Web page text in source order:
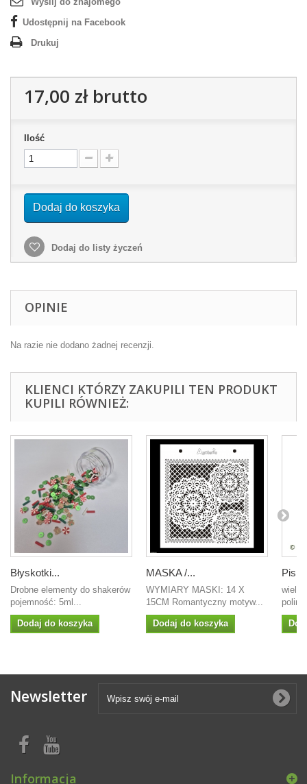
Udostępnij na Facebook
Drukuj
17,00 złbrutto
Ilość
Dodaj do koszyka
Dodaj do listy życzeń
OPINIE
Na razie nie dodano żadnej recenzji.
KLIENCI KTÓRZY ZAKUPILI TEN PRODUKT
KUPILI RÓWNIEŻ:
Błyskotki...
Drobne elementy do shakerów
pojemność: 5ml...
Dodaj do koszyka
MASKA /...
WYMIARY MASKI: 14 X
15CM Romantyczny motyw...
Dodaj do koszyka
Newsletter
Informacja